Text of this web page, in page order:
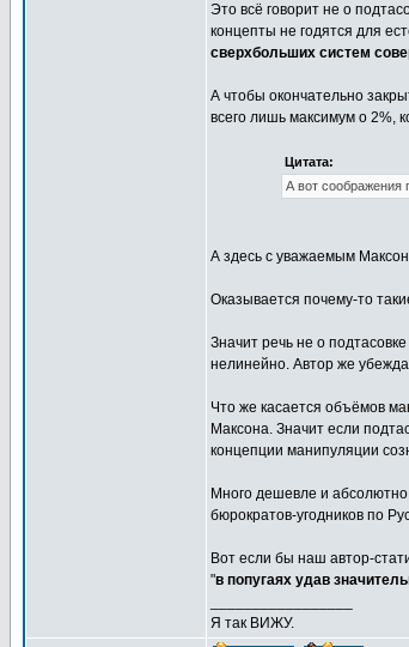
Это всё говорит не о
концепты не годятся для
сверхбольших систем
А чтобы окончательно
всего лишь максимум о 2%,
Цитата:
А вот соображения
А здесь с уважаемым
Оказывается почему-то
Значит речь не о
нелинейно. Автор же
Что же касается объёмов
Максона. Значит если
концепции манипуляции
Много дешевле и
бюрократов-угодников по
Вот если бы наш автор-
"в попугаях удав
Я так ВИЖУ.